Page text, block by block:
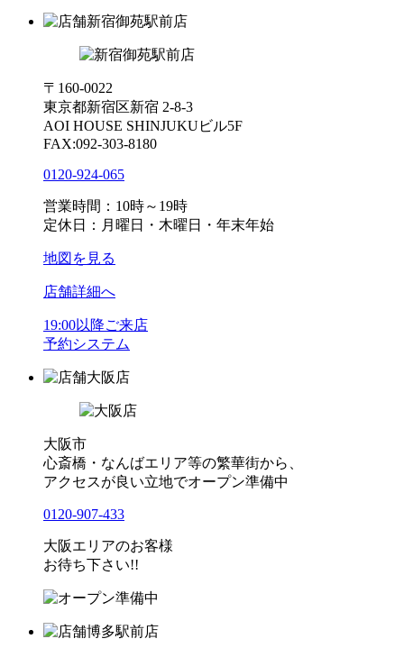
新宿御苑駅前店
〒160-0022
東京都新宿区新宿 2-8-3
AOI HOUSE SHINJUKUビル5F
FAX:092-303-8180
0120-924-065
営業時間：10時～19時
定休日：月曜日・木曜日・年末年始
地図を見る
店舗詳細へ
19:00以降ご来店
予約システム
大阪店
大阪市
心斎橋・なんばエリア等の繁華街から、
アクセスが良い立地でオープン準備中
0120-907-433
大阪エリアのお客様
お待ち下さい!!
博多駅前店